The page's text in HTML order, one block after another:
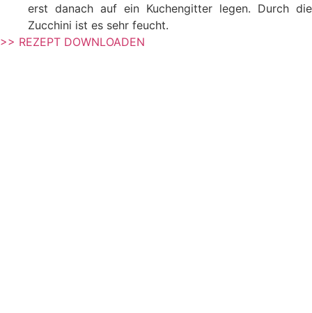
erst danach auf ein Kuchengitter legen. Durch die
Zucchini ist es sehr feucht.
>> REZEPT DOWNLOADEN